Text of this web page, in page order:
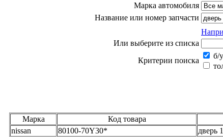
Марка автомобиля
Название или номер запчасти
Или выберите из списка
Критерии поиска
б/
Марка Код товара
nissan
80100-70Y30* дверь